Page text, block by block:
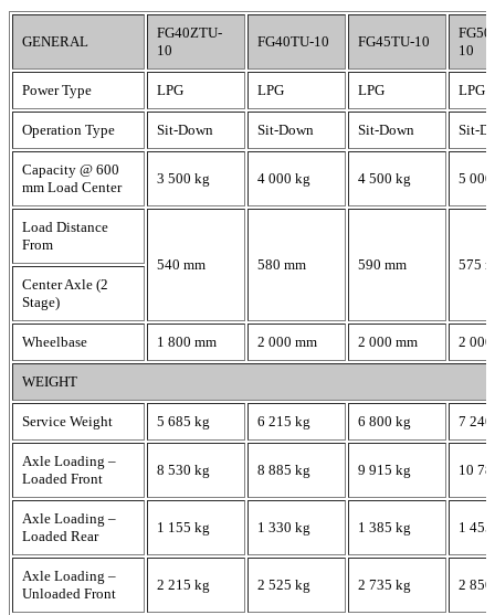
GENERAL
FG40ZTU-
10
FG40TU-10 FG45TU-10
10
Power Type LPG LPG LPG LPG
Operation Type Sit-Down Sit-Down Sit-Down Sit-
Capacity @ 600
mm Load Center
3 500 kg 4 000 kg 4 500 kg 5
Load Distance
From
540 mm
580 mm 590 mm
575
Center Axle (2
Stage)
Wheelbase 1 800 mm 2 000 mm 2 000 mm 2 000
WEIGHT
Service Weight 5 685 kg 6 215 kg 6 800 kg 7
Axle Loading –
Loaded Front
8 530 kg 8 885 kg 9 915 kg 10
Axle Loading –
Loaded Rear
1 155 kg 1 330 kg 1 385 kg 1
Axle Loading –
Unloaded Front
2 215 kg 2 525 kg 2 735 kg 2